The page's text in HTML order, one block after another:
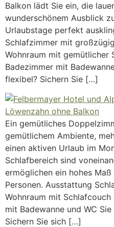
Balkon lädt Sie ein, die
wunderschönem Ausblick
Urlaubstage perfekt
Schlafzimmer mit
Wohnraum mit gemütlicher
Badezimmer mit
flexibel? Sichern Sie […]
Ein gemütliches
gemütlichem Ambiente,
einen aktiven Urlaub im
Schlafbereich sind
ermöglichen ein hohes
Personen. Ausstattung
Wohnraum mit
mit Badewanne und WC
Sichern Sie sich […]